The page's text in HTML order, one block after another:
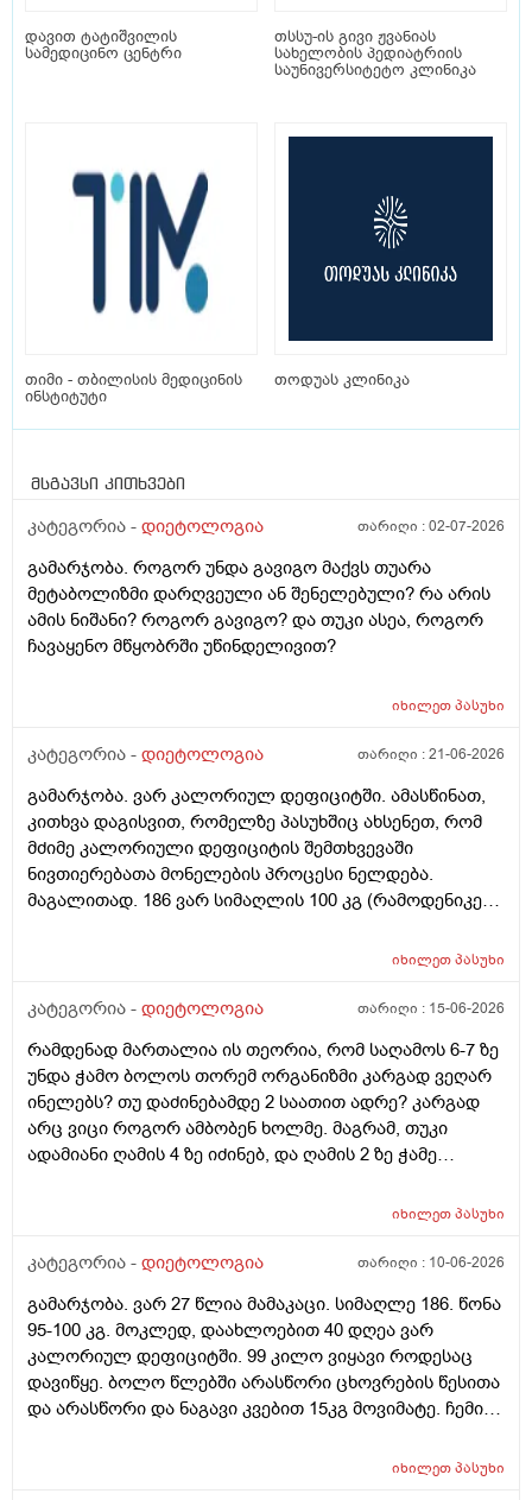
დავით ტატიშვილის
სამედიცინო ცენტრი
თსსუ-ის გივი ჟვანიას
სახელობის პედიატრიის
საუნივერსიტეტო კლინიკა
თიმი - თბილისის მედიცინის
ინსტიტუტი
თოდუას კლინიკა
მსგავსი კითხვები
კატეგორია - დიეტოლოგია თარიღი :02-07-2026
გამარჯობა. როგორ უნდა გავიგო მაქვს თუარა
მეტაბოლიზმი დარღვეული ან შენელებული? რა არის
ამის ნიშანი? როგორ გავიგო? და თუკი ასეა, როგორ
ჩავაყენო მწყობრში უწინდელივით?
იხილეთპასუხი
კატეგორია - დიეტოლოგია თარიღი :21-06-2026
გამარჯობა. ვარ კალორიულ დეფიციტში. ამასწინათ,
კითხვა დაგისვით, რომელზე პასუხშიც ახსენეთ, რომ
მძიმე კალორიული დეფიციტის შემთხვევაში
ნივთიერებათა მონელების პროცესი ნელდება.
მაგალითად. 186 ვარ სიმაღლის 100 კგ (რამოდენიკე
სუნთქვით და ძილით ვხარჯავ 1900 კალორიას. დღეს,
რამენაირად უნდა მივიღო 600-700 კალორიაც, რომ
ტკბილეულის, ან რაიმე არაჯანსაღის ხარჯზე რომ
მივუახლოვდე ამ ნიშნულს გამართლებულია? ტორტის
ნაჭერი ან რამე. ხომ არ ავნებს წონის კლებას და
კალორიულ დეფიციტს?
იხილეთპასუხი
კატეგორია - დიეტოლოგია თარიღი : 15-06-2026
რამდენად მართალია ის თეორია, რომ საღამოს 6-7 ზე
უნდა ჭამო ბოლოს თორემ ორგანიზმი კარგად ვეღარ
ინელებს? თუ დაძინებამდე 2 საათით ადრე? კარგად
არც ვიცი როგორ ამბობენ ხოლმე. მაგრამ, თუკი
ადამიანი ღამის 4 ზე იძინებ, და ღამის 2 ზე ჭამე
იხილეთპასუხი
კატეგორია - დიეტოლოგია თარიღი : 10-06-2026
გამარჯობა. ვარ 27 წლია მამაკაცი. სიმაღლე 186. წონა
95-100 კგ. მოკლედ, დაახლოებით 40 დღეა ვარ
კალორიულ დეფიციტში. 99 კილო ვიყავი როდესაც
დავიწყე. ბოლო წლებში არასწორი ცხოვრების წესითა
და არასწორი და ნაგავი კვებით 15კგ მოვიმატე. ჩემი
დღიანი კალორიული დეფიციტის განმავლობაში
იხილეთპასუხი